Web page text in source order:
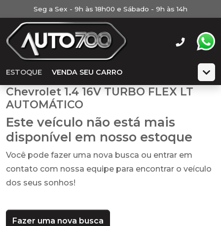
Seg a Sex - 9h às 18h00 e Sábado - 9h às 14h
ESTOQUE VENDA SEU CARRO
Chevrolet 1.4 16V TURBO FLEX LT
AUTOMÁTICO
Este veículo não está mais
disponível em nosso estoque
Você pode fazer uma nova busca ou entrar em
contato com nossa equipe para encontrar o veículo
dos seus sonhos!
Fazer uma nova busca